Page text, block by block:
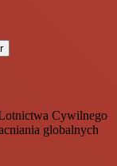
Cywilnego
globalnych